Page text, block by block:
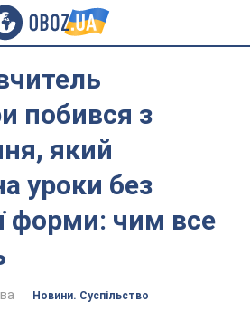
побився з
який
уроки без
форми: чим все
Новини. Суспільство